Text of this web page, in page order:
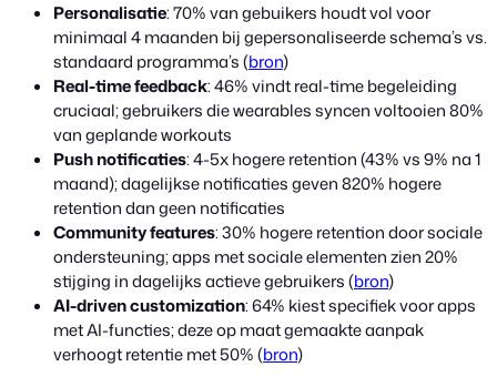
Personalisatie: 70% van gebuikers houdt vol voor
minimaal 4 maanden bij gepersonaliseerde schema’s vs.
standaard programma’s (bron)
Real-time feedback: 46% vindt real-time begeleiding
cruciaal; gebruikers die wearables syncen voltooien 80%
van geplande workouts
Push notificaties: 4-5x hogere retention (43% vs 9% na 1
maand); dagelijkse notificaties geven 820% hogere
retention dan geen notificaties
Community features: 30% hogere retention door sociale
ondersteuning; apps met sociale elementen zien 20%
stijging in dagelijks actieve gebruikers (bron)
AI-driven customization: 64% kiest specifiek voor apps
met AI-functies; deze op maat gemaakte aanpak
verhoogt retentie met 50% (bron)